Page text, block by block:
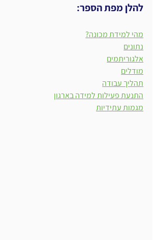
להלן מפת הספר:
מהי למידת מכונה?
נתונים
אלגוריתמים
מודלים
תהליך עבודה
התנעת פעילות למידה בארגון
מגמות עתידיות